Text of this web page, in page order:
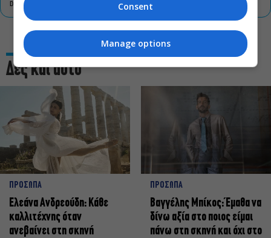
DON'T MISS
Δες και αυτό
ΠΡΟΣΩΠΑ
Ελεάνα Ανδρεούδη: Κάθε
καλλιτέχνης όταν
ανεβαίνει στη σκηνή
ΠΡΟΣΩΠΑ
Βαγγέλης Μπίκος: Έμαθα να
δίνω αξία στο ποιος είμαι
πάνω στη σκηνή και όχι στο
Consent
Manage options